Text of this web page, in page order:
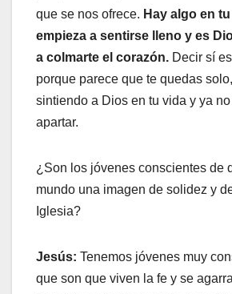
que se nos ofrece. Hay algo en
empieza a sentirse lleno y es
a colmarte el corazón. Decir sí
porque parece que te quedas
sintiendo a Dios en tu vida y ya
apartar.
¿Son los jóvenes conscientes de
mundo una imagen de solidez y
Iglesia?
Jesús: Tenemos jóvenes muy
que son que viven la fe y se